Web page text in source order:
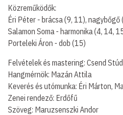
Közreműködők:
Éri Péter - brácsa (9, 11), nagybőgő
Salamon Soma - harmonika (4, 14,
Porteleki Áron - dob (15)
Felvételek és mastering: Csend
Hangmérnök: Mazán Attila
Keverés és utómunka: Éri Márton,
Zenei rendező: Erdőfű
Szöveg: Maruzsenszki Andor